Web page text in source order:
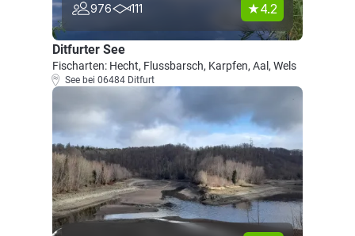
976 111 4.2
Ditfurter See
Fischarten: Hecht, Flussbarsch, Karpfen, Aal, Wels
See bei 06484 Ditfurt